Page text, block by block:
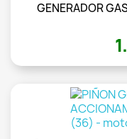
GENERADOR